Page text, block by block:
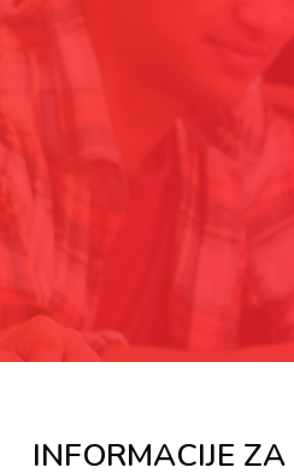
INFORMACIJE